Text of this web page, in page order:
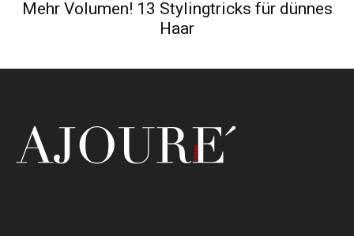
Mehr Volumen! 13 Stylingtricks für dünnes
Haar